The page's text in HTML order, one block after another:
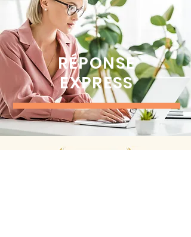
RÉPONSE
EXPRESS